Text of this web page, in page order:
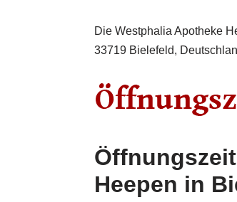
Die Westphalia Apotheke
33719 Bielefeld,
Heepen in